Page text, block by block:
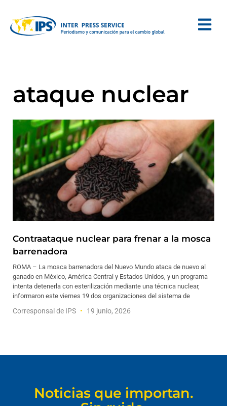
ataque nuclear
Contraataque nuclear para frenar a la mosca
barrenadora
ROMA – La mosca barrenadora del Nuevo Mundo ataca de nuevo al
ganado en México, América Central y Estados Unidos, y un programa
intenta detenerla con esterilización mediante una técnica nuclear,
informaron este viernes 19 dos organizaciones del sistema de
Corresponsal de IPS 19 junio, 2026
Noticias que importan.